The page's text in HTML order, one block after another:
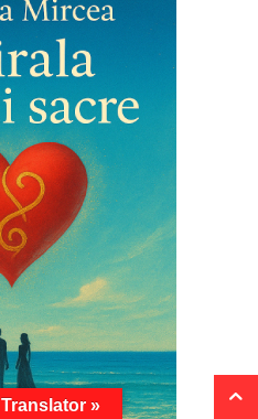
Translator »